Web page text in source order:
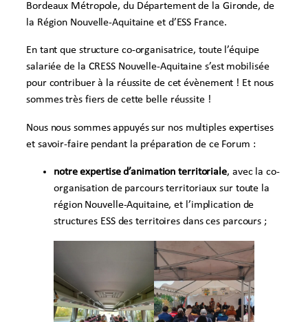
Bordeaux Métropole, du Département de la Gironde, de
la Région Nouvelle-Aquitaine et d’ESS France.
En tant que structure co-organisatrice, toute l’équipe
salariée de la CRESS Nouvelle-Aquitaine s’est mobilisée
pour contribuer à la réussite de cet évènement ! Et nous
sommes très fiers de cette belle réussite !
Nous nous sommes appuyés sur nos multiples expertises
et savoir-faire pendant la préparation de ce Forum :
notre expertise d’animation territoriale, avec la co-
organisation de parcours territoriaux sur toute la
région Nouvelle-Aquitaine, et l’implication de
structures ESS des territoires dans ces parcours ;